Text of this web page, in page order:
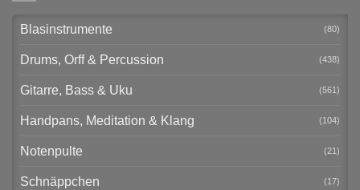
Blasinstrumente (80)
Drums, Orff & Percussion (438)
Gitarre, Bass & Uku (561)
Handpans, Meditation & Klang (104)
Notenpulte (21)
Schnäppchen (17)